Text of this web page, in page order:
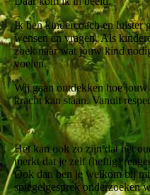
Ik ben kindercoach en luister
wensen en vragen. Als
zoek naar wat jouw kind
voelen.
Wij gaan ontdekken hoe
kracht kan staan. Vanuit
Het kan ook zo zijn dat het
merkt dat je zelf (heftig)
Ook dan ben je welkom bij
spiegelgesprek onderzoeken